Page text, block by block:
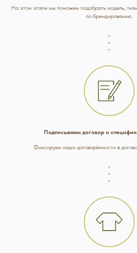
На этом этапе мы поможем подобрать модель,
по брендированию.
Подписываем договор и
Фиксируем наши договорённости в